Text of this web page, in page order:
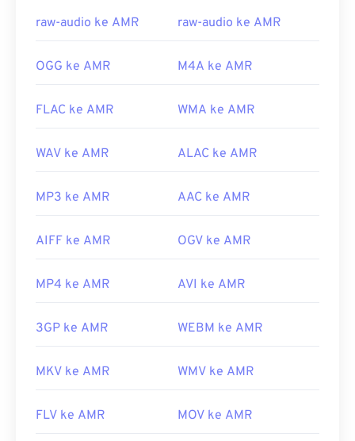
https://en.wikipedia.org/wiki/Adaptive_Multi-
https://www.etsi.org/
raw-audio ke AMR raw-audio ke AMR
OGG ke AMR M4A ke AMR
FLAC ke AMR WMA ke AMR
WAV ke AMR ALAC ke AMR
MP3 ke AMR AAC ke AMR
AIFF ke AMR OGV ke AMR
MP4 ke AMR AVI ke AMR
3GP ke AMR WEBM ke AMR
MKV ke AMR WMV ke AMR
FLV ke AMR MOV ke AMR